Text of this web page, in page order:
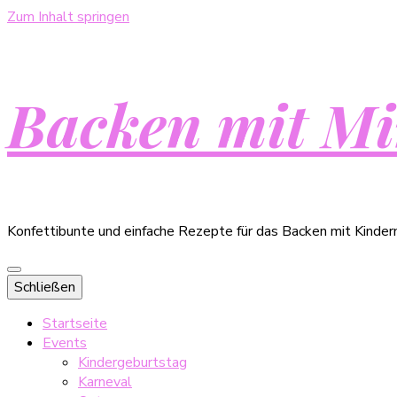
Zum Inhalt springen
Backen mit
Konfettibunte und einfache Rezepte für das Backen mit
Schließen
Startseite
Events
Kindergeburtstag
Karneval